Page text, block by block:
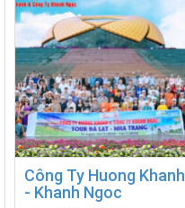
Công Ty Huong Khanh
- Khanh Ngoc